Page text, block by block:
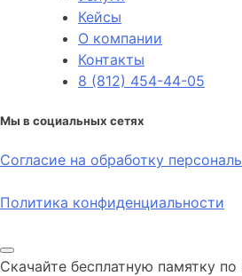
Кейсы
О компании
Контакты
8 (812) 454-44-05
Мы в социальных сетях
Согласие на обработку
Политика конфиденциальности
Скачайте бесплатную памятку